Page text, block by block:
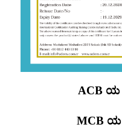
ACB ಯ
MCB ಯ